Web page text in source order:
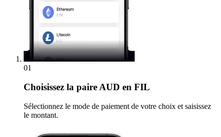
01
Choisissez la paire AUD en FIL
Sélectionnez le mode de paiement de votre choix et saisissez
le montant.